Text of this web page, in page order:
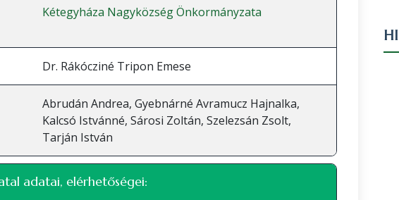
Kétegyháza Nagyközség Önkormányzata
Dr. Rákócziné Tripon Emese
Abrudán Andrea, Gyebnárné Avramucz Hajnalka,
Kalcsó Istvánné, Sárosi Zoltán, Szelezsán Zsolt,
Tarján István
adatai, elérhetőségei: